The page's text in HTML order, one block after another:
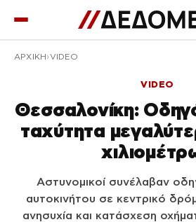
ΑΡΧΙΚΉ VIDEO
VIDEO
Θεσσαλονίκη:
ταχύτητα
Αστυνομικοί συνέλαβαν
αυτοκινήτου σε κεντρικό
ανησυχία και κατάσχεση